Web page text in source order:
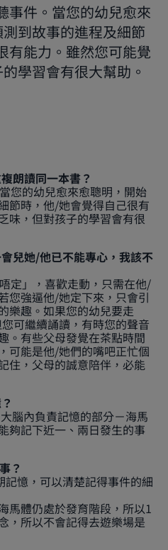
事件。當您的幼兒愈來
到故事的進程及細節
有能力。雖然您可能覺
學習會有很大幫助。
朗讀同一本書？
您的幼兒愈來愈聰明，開始
節時，他/她會覺得自己很有
味，但對孩子的學習會有很
兒她/他已不能專心，我該不
定」，喜歡走動，只需在他/
您強逼他/她定下來，只會引
樂趣。如果您的幼兒要走
可繼續誦讀，有時您的聲音
。有些父母發覺在茶點時間
可能是他/她們的嘴吧正忙個
住，父母的誠意陪伴，必能
腦內負責記憶的部分－海馬
夠記下近一、兩日發生的事
？
憶，可以清楚記得事件的細
馬體仍處於發育階段，所以1
，所以不會記得去遊樂場是